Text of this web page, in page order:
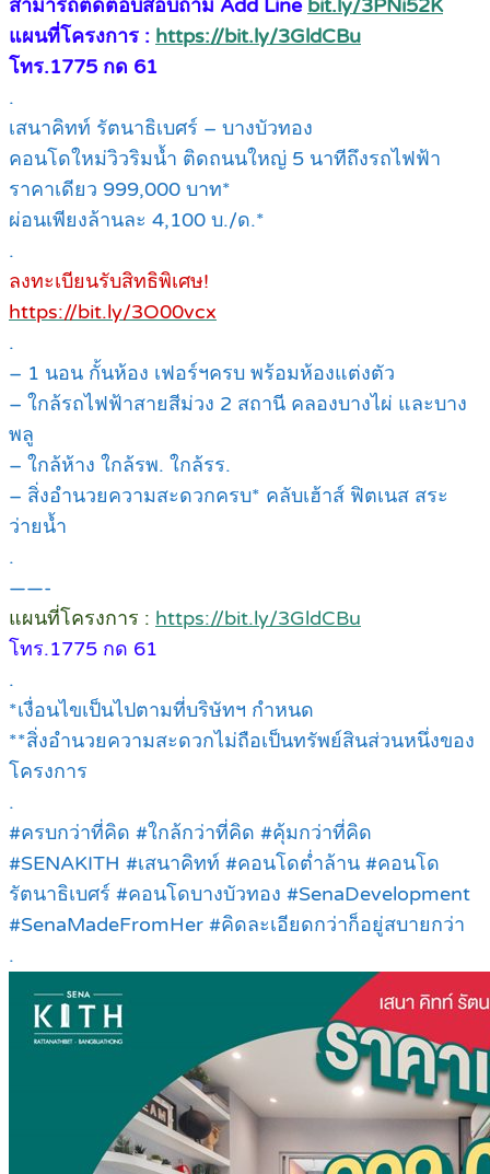
สามารถติดต่อบสอบถาม Add Line bit.ly/3PNi52K
แผนที่โครงการ : https://bit.ly/3GldCBu
โทร.1775 กด 61
.
เสนาคิทท์ รัตนาธิเบศร์ – บางบัวทอง
คอนโดใหม่วิวริมน้ำ ติดถนนใหญ่ 5 นาทีถึงรถไฟฟ้า
ราคาเดียว 999,000 บาท*
ผ่อนเพียงล้านละ 4,100 บ./ด.*
.
ลงทะเบียนรับสิทธิพิเศษ!
https://bit.ly/3O00vcx
.
– 1 นอน กั้นห้อง เฟอร์ฯครบ พร้อมห้องแต่งตัว
– ใกล้รถไฟฟ้าสายสีม่วง 2 สถานี คลองบางไผ่ และบาง
พลู
– ใกล้ห้าง ใกล้รพ. ใกล้รร.
– สิ่งอำนวยความสะดวกครบ* คลับเฮ้าส์ ฟิตเนส สระ
ว่ายน้ำ
.
——-
แผนที่โครงการ : https://bit.ly/3GldCBu
โทร.1775 กด 61
.
*เงื่อนไขเป็นไปตามที่บริษัทฯ กำหนด
**สิ่งอำนวยความสะดวกไม่ถือเป็นทรัพย์สินส่วนหนึ่งของ
โครงการ
.
#ครบกว่าที่คิด #ใกล้กว่าที่คิด #คุ้มกว่าที่คิด
#SENAKITH #เสนาคิทท์ #คอนโดต่ำล้าน #คอนโด
รัตนาธิเบศร์ #คอนโดบางบัวทอง #SenaDevelopment
#SenaMadeFromHer #คิดละเอียดกว่าก็อยู่สบายกว่า
.